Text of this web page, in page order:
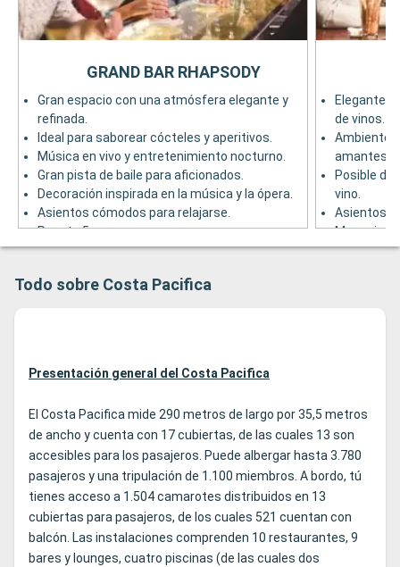
Gran espacio con una atmósfera elegante y
refinada.
Ideal para saborear cócteles y aperitivos.
Música en vivo y entretenimiento nocturno.
Gran pista de baile para aficionados.
Decoración inspirada en la música y la ópera.
Asientos cómodos para relajarse.
Puente 5
GRAND BAR RHAPSODY
Elegante
de vinos.
Ambiente
amantes
Posible
vino.
Asientos
Marco
Todo sobre Costa Pacifica
Presentación general del Costa Pacifica
El Costa Pacifica mide 290 metros de largo por 35,5 metros
de ancho y cuenta con 17 cubiertas, de las cuales 13 son
accesibles para los pasajeros. Puede albergar hasta 3.780
pasajeros y una tripulación de 1.100 miembros. A bordo, tú
tienes acceso a 1.504 camarotes distribuidos en 13
cubiertas para pasajeros, de los cuales 521 cuentan con
balcón. Las instalaciones comprenden 10 restaurantes, 9
bares y lounges, cuatro piscinas (de las cuales dos